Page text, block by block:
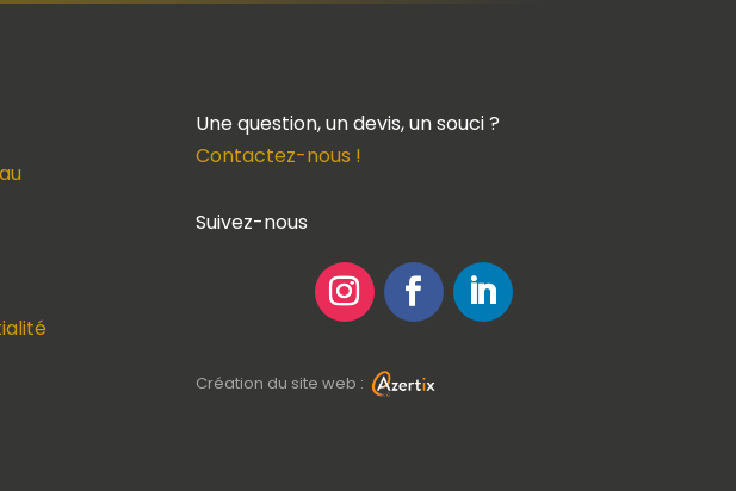
Une question, un devis, un souci ?
Contactez-nous !
Suivez-nous
Création du site web :